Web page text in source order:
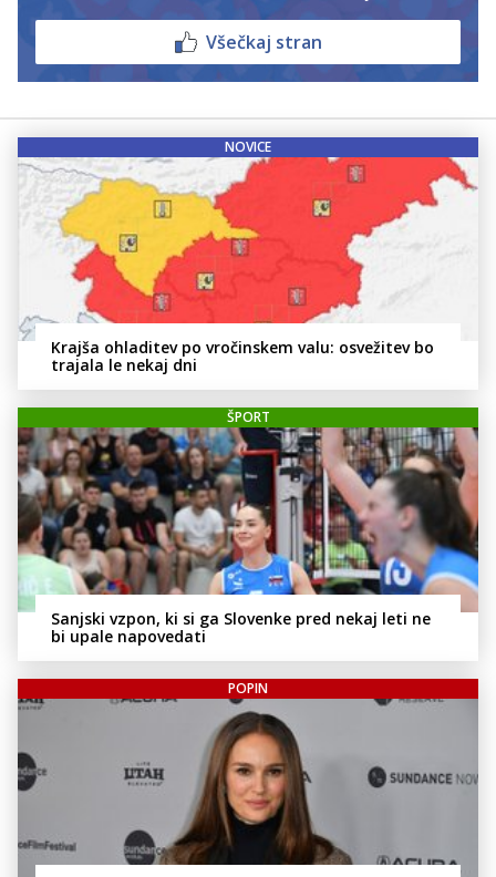
Všečkaj stran
NOVICE
Krajša ohladitev po vročinskem valu: osvežitev bo
trajala le nekaj dni
ŠPORT
Sanjski vzpon, ki si ga Slovenke pred nekaj leti ne
bi upale napovedati
POPIN